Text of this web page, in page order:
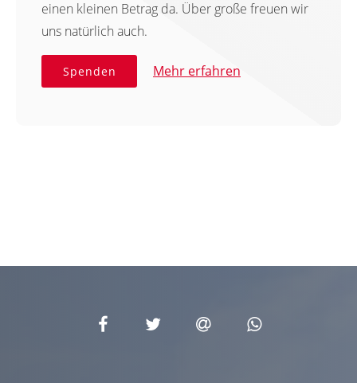
einen kleinen Betrag da. Über große freuen wir
uns natürlich auch.
Spenden Mehr erfahren